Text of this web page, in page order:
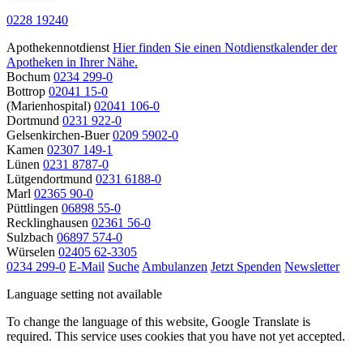
0228 19240
Apothekennotdienst Hier finden Sie einen Notdienstkalender der
Apotheken in Ihrer Nähe.
Bochum 0234 299-0
Bottrop 02041 15-0
(Marienhospital) 02041 106-0
Dortmund 0231 922-0
Gelsenkirchen-Buer 0209 5902-0
Kamen 02307 149-1
Lünen 0231 8787-0
Lütgendortmund 0231 6188-0
Marl 02365 90-0
Püttlingen 06898 55-0
Recklinghausen 02361 56-0
Sulzbach 06897 574-0
Würselen 02405 62-3305
0234 299-0 E-Mail Suche Ambulanzen Jetzt Spenden Newsletter
Language setting not available
To change the language of this website, Google Translate is
required. This service uses cookies that you have not yet accepted.